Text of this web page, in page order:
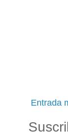
Entrada